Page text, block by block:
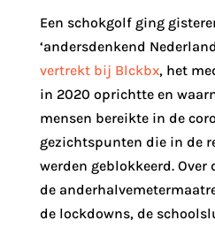
Een schokgolf ging
‘andersdenkend
vertrekt bij Blckbx, het
in 2020 oprichtte en
mensen bereikte in de
gezichtspunten die in de
werden geblokkeerd. Over
de
de lockdowns, de